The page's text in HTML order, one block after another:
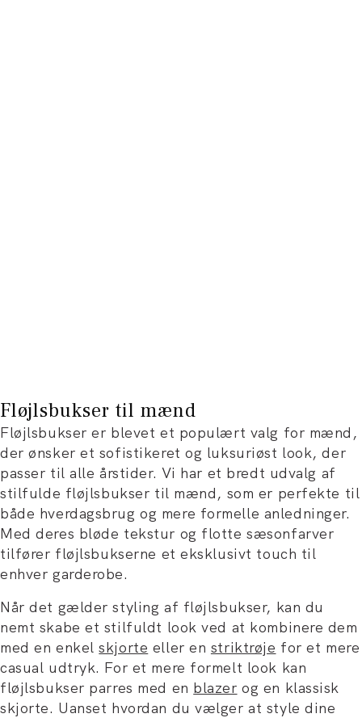
Fløjlsbukser til mænd
Fløjlsbukser er blevet et populært valg for mænd,
der ønsker et sofistikeret og luksuriøst look, der
passer til alle årstider. Vi har et bredt udvalg af
stilfulde fløjlsbukser til mænd, som er perfekte til
både hverdagsbrug og mere formelle anledninger.
Med deres bløde tekstur og flotte sæsonfarver
tilfører fløjlsbukserne et eksklusivt touch til
enhver garderobe.
Når det gælder styling af fløjlsbukser, kan du
nemt skabe et stilfuldt look ved at kombinere dem
med en enkelskjorte eller en striktrøje for et mere
casual udtryk. For et mere formelt look kan
fløjlsbukser parres med en blazer og en klassisk
skjorte. Uanset hvordan du vælger at style dine